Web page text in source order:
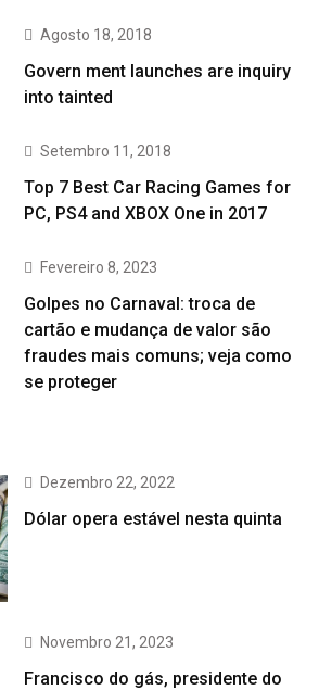
Agosto 18, 2018
Govern ment launches are inquiry
into tainted
Setembro 11, 2018
Top 7 Best Car Racing Games for
PC, PS4 and XBOX One in 2017
Fevereiro 8, 2023
Golpes no Carnaval: troca de
cartão e mudança de valor são
fraudes mais comuns; veja como
se proteger
Dezembro 22, 2022
Dólar opera estável nesta quinta
Novembro 21, 2023
Francisco do gás, presidente do